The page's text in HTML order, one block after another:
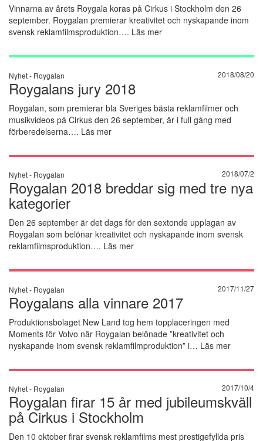
Vinnarna av årets Roygala koras på Cirkus i Stockholm den 26
september. Roygalan premierar kreativitet och nyskapande inom
svensk reklamfilmsproduktion…. Läs mer
Nyhet - Roygalan 2018/08/20
Roygalans jury 2018
Roygalan, som premierar bla Sveriges bästa reklamfilmer och
musikvideos på Cirkus den 26 september, är i full gång med
förberedelserna…. Läs mer
Nyhet - Roygalan 2018/07/2
Roygalan 2018 breddar sig med tre nya
kategorier
Den 26 september är det dags för den sextonde upplagan av
Roygalan som belönar kreativitet och nyskapande inom svensk
reklamfilmsproduktion…. Läs mer
Nyhet - Roygalan 2017/11/27
Roygalans alla vinnare 2017
Produktionsbolaget New Land tog hem topplaceringen med
Moments för Volvo när Roygalan belönade ”kreativitet och
nyskapande inom svensk reklamfilmproduktion” i… Läs mer
Nyhet - Roygalan 2017/10/4
Roygalan firar 15 år med jubileumskväll
på Cirkus i Stockholm
Den 10 oktober firar svensk reklamfilms mest prestigefyllda pris